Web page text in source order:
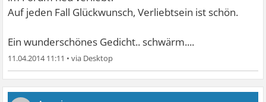
Auf jeden Fall Glückwunsch, Verliebtsein ist schön.
Ein wunderschönes Gedicht.. schwärm....
11.04.2014 11:11 •